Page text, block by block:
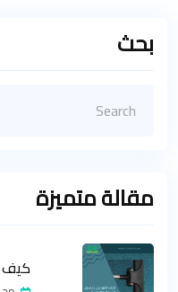
بحث
مقالة متميزة
كيف